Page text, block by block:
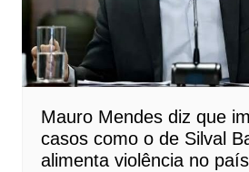
Mauro Mendes diz que
casos como o de Silval
alimenta violência no país